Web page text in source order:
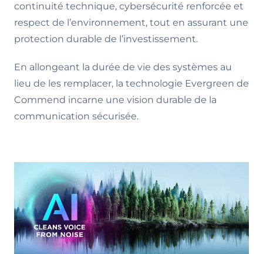
continuité technique, cybersécurité renforcée et
respect de l’environnement, tout en assurant une
protection durable de l’investissement.
En allongeant la durée de vie des systèmes au
lieu de les remplacer, la technologie Evergreen de
Commend incarne une vision durable de la
communication sécurisée.